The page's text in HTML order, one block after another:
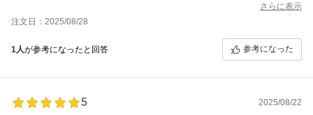
しかし、お値段を考えると他の部分では特に問題点は見つからな
いので許容範囲かな、、と。
さらに表示
注文日：2025/08/28
1人が参考になったと回答 参考になった
5
2025/08/22